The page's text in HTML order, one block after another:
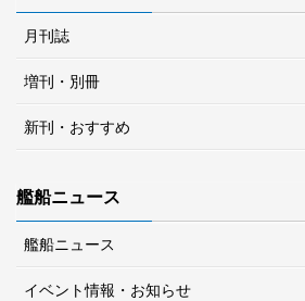
月刊誌
増刊・別冊
新刊・おすすめ
艦船ニュース
艦船ニュース
イベント情報・お知らせ